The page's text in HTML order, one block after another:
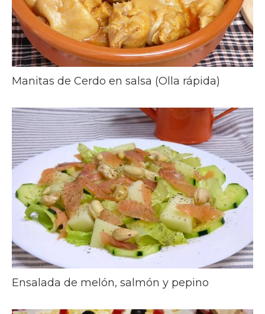
Manitas de Cerdo en salsa (Olla rápida)
Ensalada de melón, salmón y pepino